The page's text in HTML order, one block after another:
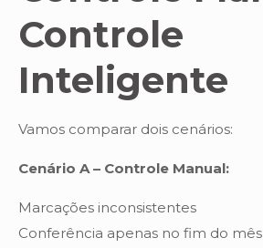
Controle
Inteligente
Vamos comparar dois cenários:
Cenário A – Controle Manual:
Marcações inconsistentes
Conferência apenas no fim do mês